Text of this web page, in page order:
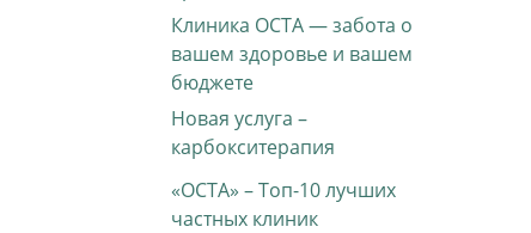
Клиника ОСТА — забота о
вашем здоровье и вашем
бюджете
Новая услуга –
карбокситерапия
«ОСТА» – Топ-10 лучших
частных клиник